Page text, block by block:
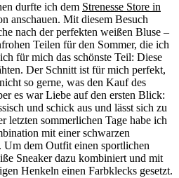
durfte ich dem Strenesse Store in
anschauen. Mit diesem Besuch
nach der perfekten weißen Bluse –
Teilen für den Sommer, die ich
für mich das schönste Teil: Diese
Der Schnitt ist für mich perfekt,
so gerne, was den Kauf des
es war Liebe auf den ersten Blick:
und schick aus und lässt sich zu
letzten sommerlichen Tage habe ich
mit einer schwarzen
Um dem Outfit einen sportlichen
Sneaker dazu kombiniert und mit
Henkeln einen Farbklecks gesetzt.